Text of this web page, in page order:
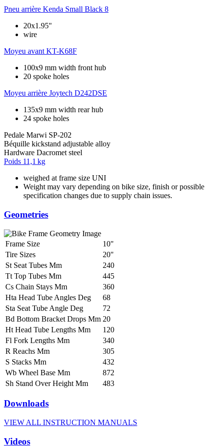
Pneu arrière Kenda Small Black 8
20x1.95"
wire
Moyeu avant KT-K68F
100x9 mm width front hub
20 spoke holes
Moyeu arrière Joytech D242DSE
135x9 mm width rear hub
24 spoke holes
Pedale Marwi SP-202
Béquille kickstand adjustable alloy
Hardware Dacromet steel
Poids 11,1 kg
weighed at frame size UNI
Weight may vary depending on bike size, finish or possible
specification changes due to supply chain issues.
Geometries
Frame Size
10"
Tire Sizes
20"
St Seat Tubes Mm
240
Tt Top Tubes Mm
445
Cs Chain Stays Mm
360
Hta Head Tube Angles Deg
68
Sta Seat Tube Angle Deg
72
Bd Bottom Bracket Drops Mm 20
Ht Head Tube Lengths Mm
120
Fl Fork Lengths Mm
340
R Reachs Mm
305
S Stacks Mm
432
Wb Wheel Base Mm
872
Sh Stand Over Height Mm
483
Downloads
VIEW ALL INSTRUCTION MANUALS
Videos